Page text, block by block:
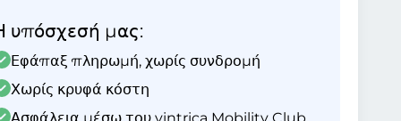
υπόσχεσή μας:
Εφάπαξ πληρωμή, χωρίς συνδρομή
Χωρίς κρυφά κόστη